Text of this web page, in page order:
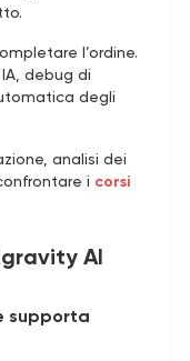
l’ordine.
debug di
degli
analisi dei
i corsi
AI
supporta